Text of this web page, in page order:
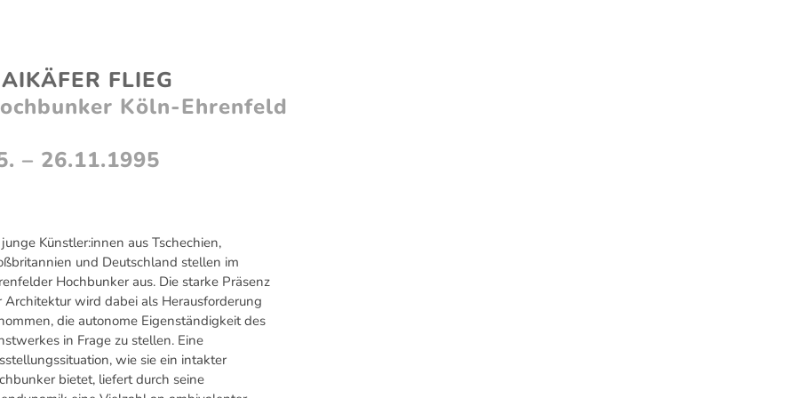
FLIEG
Köln-Ehrenfeld
– 26.11.1995
Künstler:innen aus Tschechien,
und Deutschland stellen im
Hochbunker aus. Die starke Präsenz
Architektur wird dabei als Herausforderung
die autonome Eigenständigkeit des
in Frage zu stellen. Eine
wie sie ein intakter
bietet, liefert durch seine